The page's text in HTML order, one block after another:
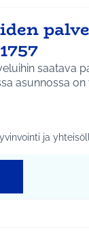
saatava
asunnossa
mukaan: Koko
tulokset teeman
ja